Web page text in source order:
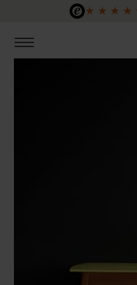
Zum Hauptinhalt springen
★ ★ ★ ★